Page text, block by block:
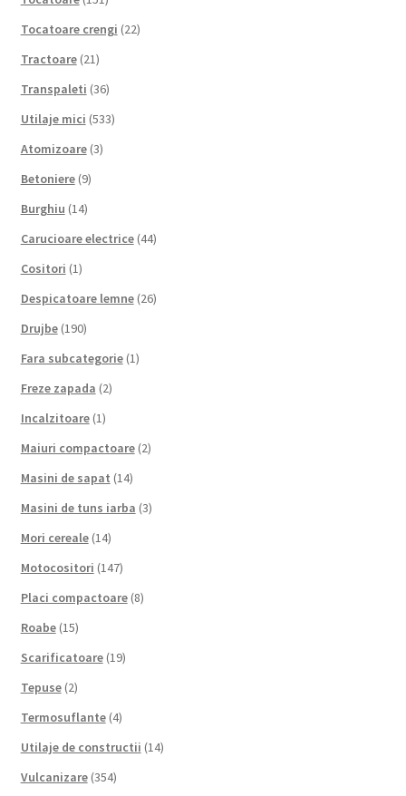
Tocatoare crengi (22)
Tractoare (21)
Transpaleti (36)
Utilaje mici (533)
Atomizoare (3)
Betoniere (9)
Burghiu (14)
Carucioare electrice (44)
Cositori (1)
Despicatoare lemne (26)
Drujbe (190)
Fara subcategorie (1)
Freze zapada (2)
Incalzitoare (1)
Maiuri compactoare (2)
Masini de sapat (14)
Masini de tuns iarba (3)
Mori cereale (14)
Motocositori (147)
Placi compactoare (8)
Roabe (15)
Scarificatoare (19)
Tepuse (2)
Termosuflante (4)
Utilaje de constructii (14)
Vulcanizare (354)